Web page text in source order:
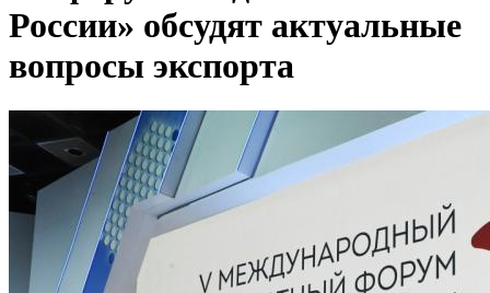
России» обсудят актуальные
вопросы экспорта